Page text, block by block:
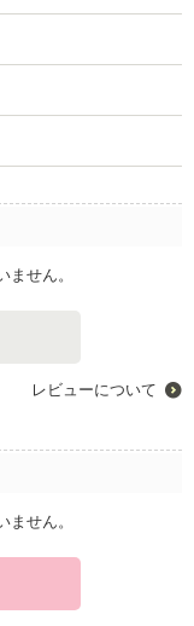
ません。
レビューについて
ません。